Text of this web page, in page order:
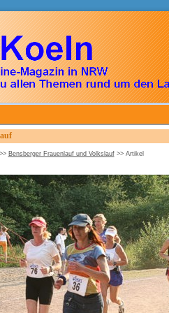
Bensberger Frauenlauf und Volkslauf>> Artikel